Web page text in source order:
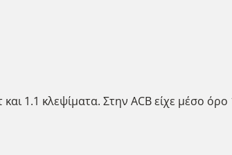
1.1 κλεψίματα. Στην ACB είχε μέσο